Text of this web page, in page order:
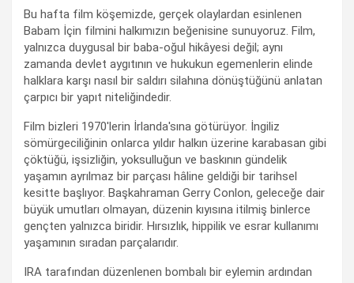
Bu hafta film köşemizde, gerçek olaylardan esinlenen
Babam İçin filmini halkımızın beğenisine sunuyoruz. Film,
yalnızca duygusal bir baba-oğul hikâyesi değil; aynı
zamanda devlet aygıtının ve hukukun egemenlerin elinde
halklara karşı nasıl bir saldırı silahına dönüştüğünü anlatan
çarpıcı bir yapıt niteliğindedir.
Film bizleri 1970'lerin İrlanda'sına götürüyor. İngiliz
sömürgeciliğinin onlarca yıldır halkın üzerine karabasan gibi
çöktüğü, işsizliğin, yoksulluğun ve baskının gündelik
yaşamın ayrılmaz bir parçası hâline geldiği bir tarihsel
kesitte başlıyor. Başkahraman Gerry Conlon, geleceğe dair
büyük umutları olmayan, düzenin kıyısına itilmiş binlerce
gençten yalnızca biridir. Hırsızlık, hippilik ve esrar kullanımı
yaşamının sıradan parçalarıdır.
IRA tarafından düzenlenen bombalı bir eylemin ardından